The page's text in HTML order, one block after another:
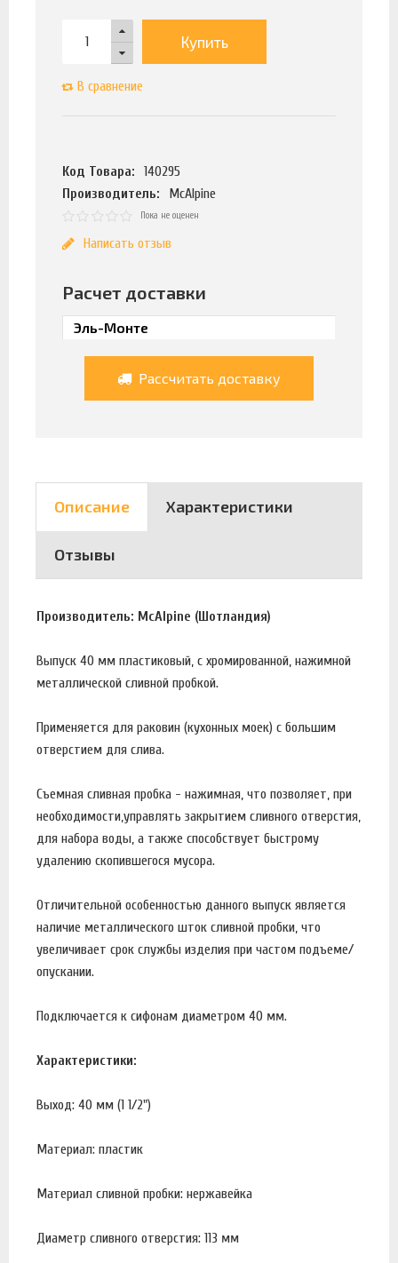
Купить
В сравнение
Код Товара:
140295
Производитель:
McAlpine
Пока не оценен
Написать отзыв
Расчет доставки
Рассчитать доставку
Описание Характеристики
Отзывы
Производитель: McAlpine (Шотландия)
Выпуск 40 мм пластиковый, с хромированной, нажимной
металлической сливной пробкой.
Применяется для раковин (кухонных моек) с большим
отверстием для слива.
Съемная сливная пробка - нажимная, что позволяет, при
необходимости,управлять закрытием сливного отверстия,
для набора воды, а также способствует быстрому
удалению скопившегося мусора.
Отличительной особенностью данного выпуск является
наличие металлического шток сливной пробки, что
увеличивает срок службы изделия при частом подъеме/
опускании.
Подключается к сифонам диаметром 40 мм.
Характеристики:
Выход: 40 мм (1 1/2")
Материал: пластик
Материал сливной пробки: нержавейка
Диаметр сливного отверстия: 113 мм